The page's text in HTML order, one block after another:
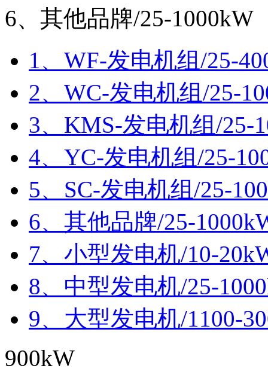
6、其他品牌/25-1000kW
1、WF-发电机组/25-
2、WC-发电机组/25-
3、KMS-发电机组/25-
4、YC-发电机组/25-
5、SC-发电机组/25-
6、其他品牌/25-
7、小型发电机/10-
8、中型发电机/25-
9、大型发电机/1100-
900kW